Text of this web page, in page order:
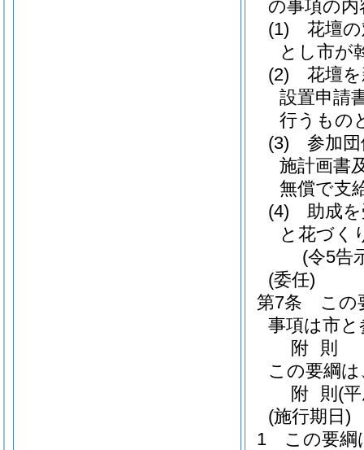
の事項の
(1)
花壇
とし市が
(2)
花壇
設置申請
行うもの
(3)
参加
施計画書
無償で支
(4)
助成
と花づく
(令5告
(委任)
第7条
この
事項は市
附 則
この要綱
附 則 (
(施行期日)
1
この要綱